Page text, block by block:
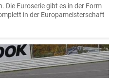
Die Euroserie gibt es in der Form
in der Europameisterschaft